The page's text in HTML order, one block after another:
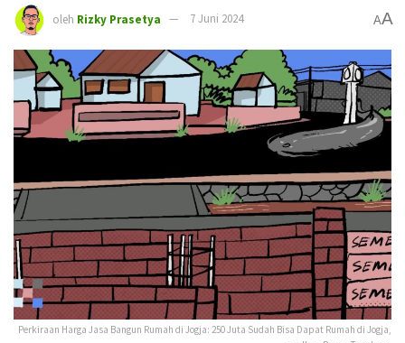
oleh Rizky Prasetya 7 Juni 2024 AA
Perkiraan Harga Jasa Bangun Rumah di Jogja: 250 Juta Sudah Bisa Dapat Rumah di Jogja,